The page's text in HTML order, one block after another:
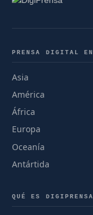
PRENSA DIGITAL EN
Asia
América
África
Europa
Oceanía
Antártida
QUÉ ES DIGIPRENSA